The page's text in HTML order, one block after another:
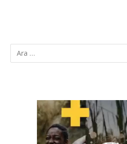
Video
oynatıcı